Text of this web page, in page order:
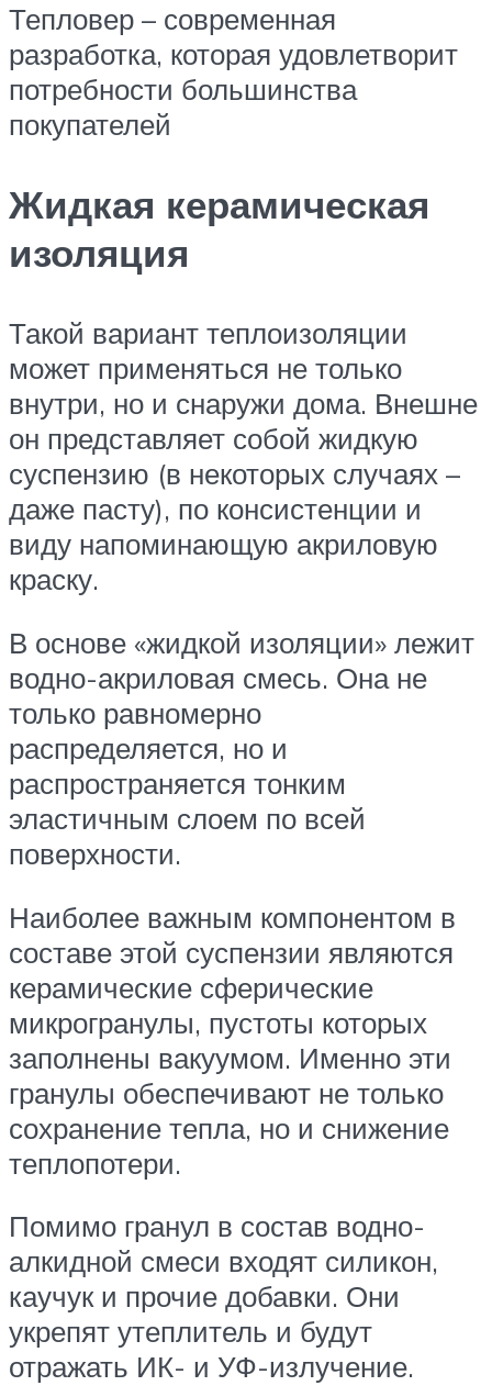
Тепловер – современная
разработка, которая удовлетворит
потребности большинства
покупателей
Жидкая керамическая
изоляция
Такой вариант теплоизоляции
может применяться не только
внутри, но и снаружи дома. Внешне
он представляет собой жидкую
суспензию (в некоторых случаях –
даже пасту), по консистенции и
виду напоминающую акриловую
краску.
В основе «жидкой изоляции» лежит
водно-акриловая смесь. Она не
только равномерно
распределяется, но и
распространяется тонким
эластичным слоем по всей
поверхности.
Наиболее важным компонентом в
составе этой суспензии являются
керамические сферические
микрогранулы, пустоты которых
заполнены вакуумом. Именно эти
гранулы обеспечивают не только
сохранение тепла, но и снижение
теплопотери.
Помимо гранул в состав водно-
алкидной смеси входят силикон,
каучук и прочие добавки. Они
укрепят утеплитель и будут
отражать ИК- и УФ-излучение.